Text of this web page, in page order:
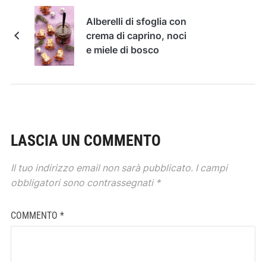
Alberelli di sfoglia con
crema di caprino, noci
e miele di bosco
LASCIA UN COMMENTO
Il tuo indirizzo email non sarà pubblicato. I campi
obbligatori sono contrassegnati *
COMMENTO *